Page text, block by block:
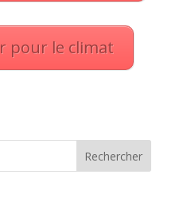
pour le climat